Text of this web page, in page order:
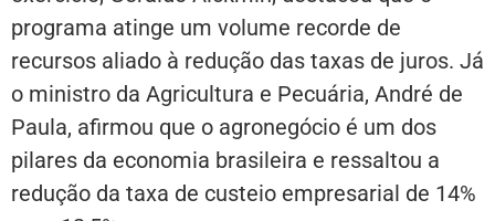
programa atinge um volume recorde de
recursos aliado à redução das taxas de juros. Já
o ministro da Agricultura e Pecuária, André de
Paula, afirmou que o agronegócio é um dos
pilares da economia brasileira e ressaltou a
redução da taxa de custeio empresarial de 14%